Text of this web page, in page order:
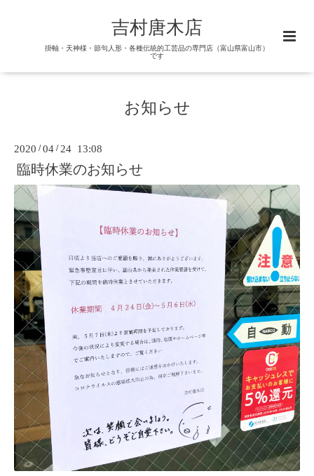
吉村唐木店
掛軸・天神様・節句人形・各種伝統的工芸品の専門店（富山県富山市）
です
お知らせ
2020 /04 / 24 13:08
臨時休業のお知らせ